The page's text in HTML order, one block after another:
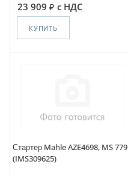
23 909 с НДС
КУПИТЬ
Стартер Mahle AZE4698, MS 779
(IMS309625)